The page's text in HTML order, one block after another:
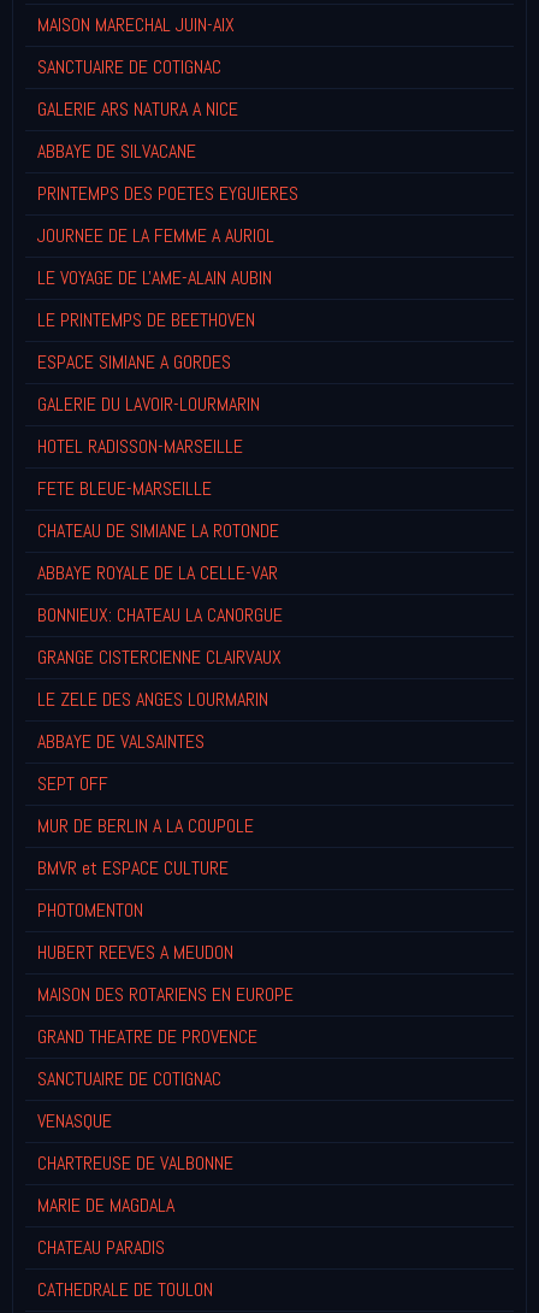
MAISON MARECHAL JUIN-AIX
SANCTUAIRE DE COTIGNAC
GALERIE ARS NATURA A NICE
ABBAYE DE SILVACANE
PRINTEMPS DES POETES EYGUIERES
JOURNEE DE LA FEMME A AURIOL
LE VOYAGE DE L'AME-ALAIN AUBIN
LE PRINTEMPS DE BEETHOVEN
ESPACE SIMIANE A GORDES
GALERIE DU LAVOIR-LOURMARIN
HOTEL RADISSON-MARSEILLE
FETE BLEUE-MARSEILLE
CHATEAU DE SIMIANE LA ROTONDE
ABBAYE ROYALE DE LA CELLE-VAR
BONNIEUX: CHATEAU LA CANORGUE
GRANGE CISTERCIENNE CLAIRVAUX
LE ZELE DES ANGES LOURMARIN
ABBAYE DE VALSAINTES
SEPT OFF
MUR DE BERLIN A LA COUPOLE
BMVR et ESPACE CULTURE
PHOTOMENTON
HUBERT REEVES A MEUDON
MAISON DES ROTARIENS EN EUROPE
GRAND THEATRE DE PROVENCE
SANCTUAIRE DE COTIGNAC
VENASQUE
CHARTREUSE DE VALBONNE
MARIE DE MAGDALA
CHATEAU PARADIS
CATHEDRALE DE TOULON